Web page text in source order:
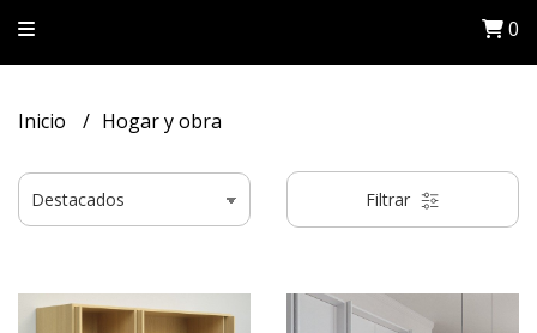
0
Inicio Hogar y obra
Filtrar